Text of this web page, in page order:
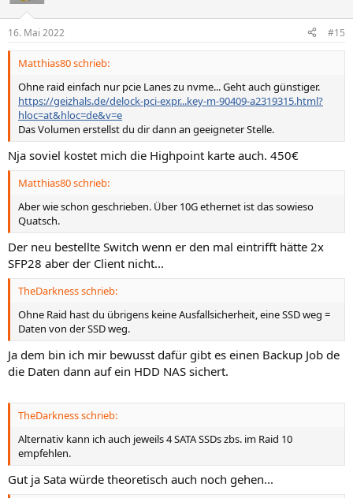
16. Mai 2022 #15
Matthias80 schrieb:
Ohne raid einfach nur pcie Lanes zu nvme... Geht auch günstiger.
https://geizhals.de/delock-pci-expr...key-m-90409-a2319315.html?
hloc=at&hloc=de&v=e
Das Volumen erstellst du dir dann an geeigneter Stelle.
Nja soviel kostet mich die Highpoint karte auch. 450€
Matthias80 schrieb:
Aber wie schon geschrieben. Über 10G ethernet ist das sowieso
Quatsch.
Der neu bestellte Switch wenn er den mal eintrifft hätte 2x
SFP28 aber der Client nicht...
TheDarkness schrieb:
Ohne Raid hast du übrigens keine Ausfallsicherheit, eine SSD weg =
Daten von der SSD weg.
Ja dem bin ich mir bewusst dafür gibt es einen Backup Job de
die Daten dann auf ein HDD NAS sichert.
TheDarkness schrieb:
Alternativ kann ich auch jeweils 4 SATA SSDs zbs. im Raid 10
empfehlen.
Gut ja Sata würde theoretisch auch noch gehen...